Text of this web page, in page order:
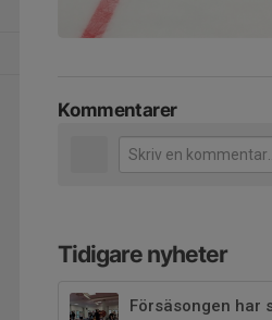
Kommentarer
Tidigare nyheter
Försäsongen har